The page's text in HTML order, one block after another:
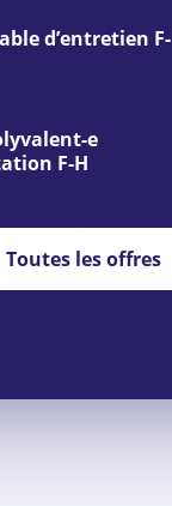
d’entretien F-
e
F-H
Toutes les offres